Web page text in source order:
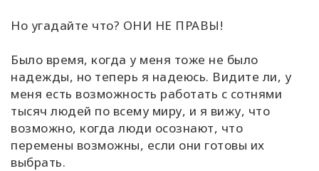
Но угадайте что? ОНИ НЕ ПРАВЫ!
Было время, когда у меня тоже не было
надежды, но теперь я надеюсь. Видите ли, у
меня есть возможность работать с сотнями
тысяч людей по всему миру, и я вижу, что
возможно, когда люди осознают, что
перемены возможны, если они готовы их
выбрать.